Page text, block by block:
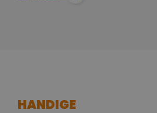
HANDIGE